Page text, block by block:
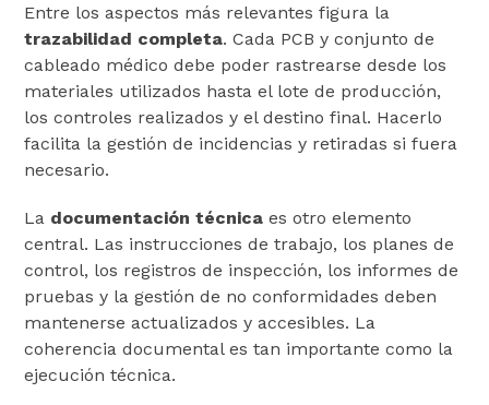
Entre los aspectos más relevantes figura la
trazabilidad completa. Cada PCB y conjunto de
cableado médico debe poder rastrearse desde los
materiales utilizados hasta el lote de producción,
los controles realizados y el destino final. Hacerlo
facilita la gestión de incidencias y retiradas si fuera
necesario.
La documentación técnica es otro elemento
central. Las instrucciones de trabajo, los planes de
control, los registros de inspección, los informes de
pruebas y la gestión de no conformidades deben
mantenerse actualizados y accesibles. La
coherencia documental es tan importante como la
ejecución técnica.